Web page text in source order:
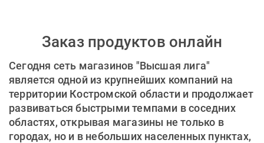
Заказ продуктов онлайн
Сегодня сеть магазинов "Высшая лига"
является одной из крупнейших компаний на
территории Костромской области и продолжает
развиваться быстрыми темпами в соседних
областях, открывая магазины не только в
городах, но и в небольших населенных пунктах,